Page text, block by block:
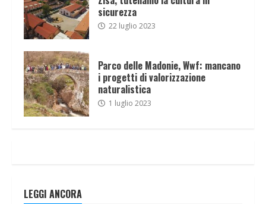
sicurezza
22 luglio 2023
Parco delle Madonie, Wwf: mancano
i progetti di valorizzazione
naturalistica
1 luglio 2023
LEGGI ANCORA